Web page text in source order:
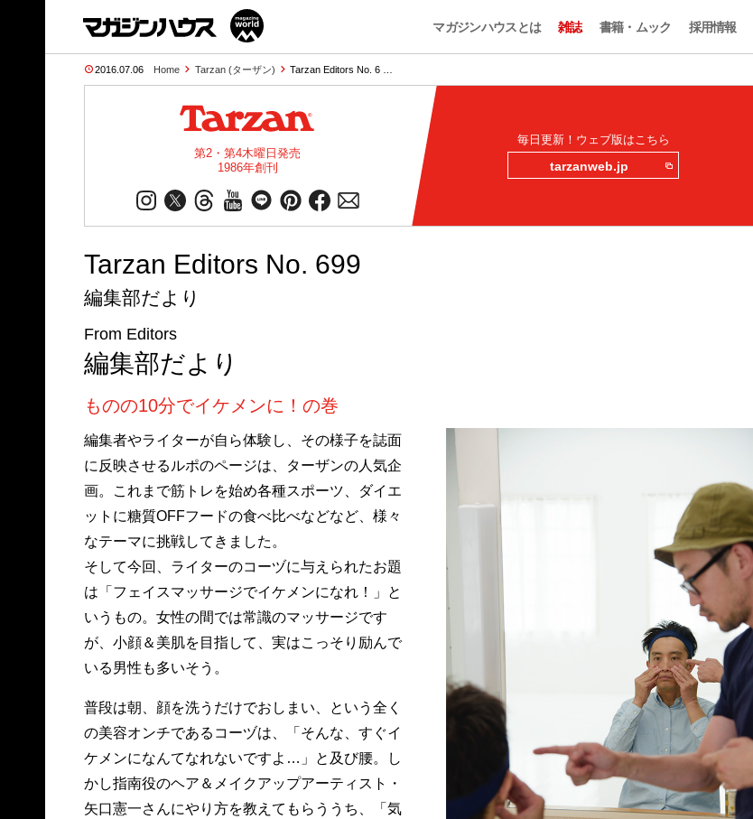
マガジンハウスとは 雑誌 書籍・ムック 採用情報
2016.07.06 Home Tarzan (ターザン) Tarzan Editors No. 6 …
第2・第4木曜日発売
1986年創刊
毎日更新！ウェブ版はこちら
tarzanweb.jp
Tarzan Editors No. 699
編集部だより
From Editors
編集部だより
ものの10分でイケメンに！の巻
編集者やライターが自ら体験し、その様子を誌面
に反映させるルポのページは、ターザンの人気企
画。これまで筋トレを始め各種スポーツ、ダイエ
ットに糖質OFFフードの食べ比べなどなど、様々
なテーマに挑戦してきました。
そして今回、ライターのコーヅに与えられたお題
は「フェイスマッサージでイケメンになれ！」と
いうもの。女性の間では常識のマッサージです
が、小顔＆美肌を目指して、実はこっそり励んで
いる男性も多いそう。
普段は朝、顔を洗うだけでおしまい、という全く
の美容オンチであるコーヅは、「そんな、すぐイ
ケメンになんてなれないですよ…」と及び腰。し
かし指南役のヘア＆メイクアップアーティスト・
矢口憲一さんにやり方を教えてもらううち、「気